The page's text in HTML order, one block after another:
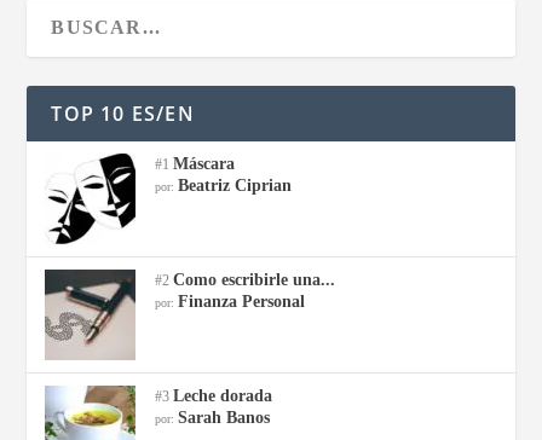
TOP 10 ES/EN
#1Máscara
por:Beatriz Ciprian
#2Como escribirle una...
por:Finanza Personal
#3Leche dorada
por:Sarah Banos